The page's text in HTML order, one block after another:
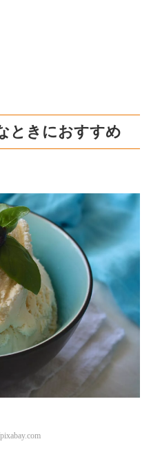
ときにおすすめ